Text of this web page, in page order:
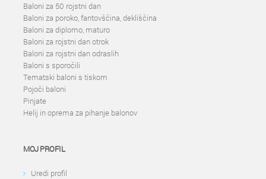
Baloni za 50 rojstni dan
Baloni za poroko, fantovščina, dekliščina
Baloni za diplomo, maturo
Baloni za rojstni dan otrok
Baloni za rojstni dan odraslih
Baloni s sporočili
Tematski baloni s tiskom
Pojoči baloni
Pinjate
Helij in oprema za pihanje balonov
MOJ PROFIL
Uredi profil